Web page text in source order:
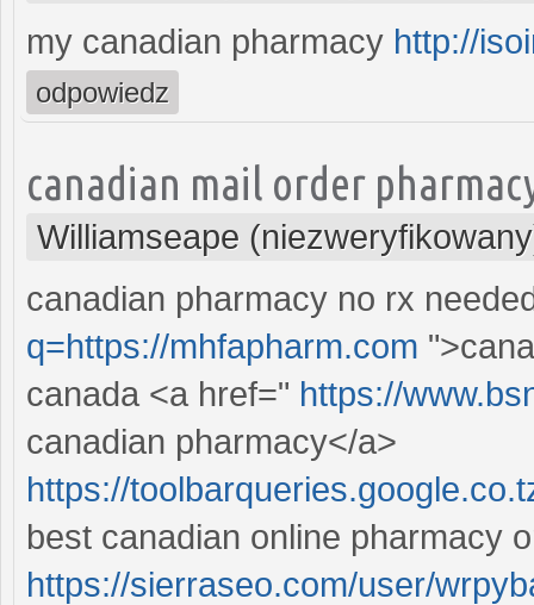
my canadian pharmacy http://
odpowiedz
canadian mail order
Williamseape
canadian pharmacy no rx
q=https://mhfapharm.com
canada <a href=" https://
canadian pharmacy</a>
https://
best canadian online pharmacy
https://sierraseo.com/user/